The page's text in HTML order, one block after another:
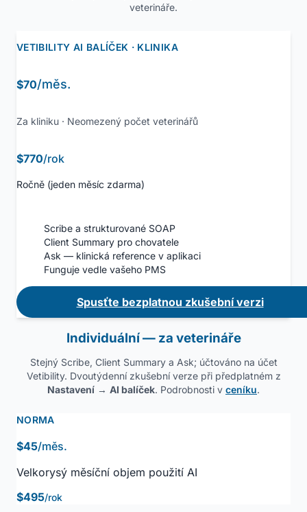
veterináře.
VETIBILITY AI BALÍČEK · KLINIKA
$70/měs.
Za kliniku · Neomezený počet veterinářů
$770/rok
Ročně (jeden měsíc zdarma)
Scribe a strukturované SOAP
Client Summary pro chovatele
Ask — klinická reference v aplikaci
Funguje vedle vašeho PMS
Spusťte bezplatnou zkušební verzi
Individuální — za veterináře
Stejný Scribe, Client Summary a Ask; účtováno na účet
Vetibility. Dvoutýdenní zkušební verze při předplatném z
Nastavení → AI balíček. Podrobnosti v ceníku.
NORMA
$45/měs.
Velkorysý měsíční objem použití AI
$495/rok